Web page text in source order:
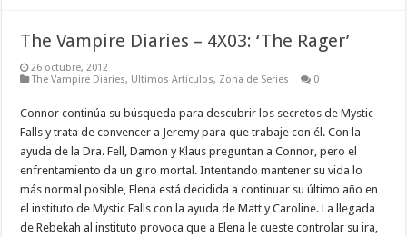
The Vampire Diaries – 4X03: ‘The Rager’
26 octubre, 2012
The Vampire Diaries, Ultimos Articulos, Zona de Series 0
Connor continúa su búsqueda para descubrir los secretos de Mystic
Falls y trata de convencer a Jeremy para que trabaje con él. Con la
ayuda de la Dra. Fell, Damon y Klaus preguntan a Connor, pero el
enfrentamiento da un giro mortal. Intentando mantener su vida lo
más normal posible, Elena está decidida a continuar su último año en
el instituto de Mystic Falls con la ayuda de Matt y Caroline. La llegada
de Rebekah al instituto provoca que a Elena le cueste controlar su ira,